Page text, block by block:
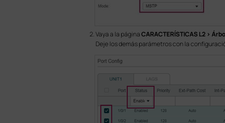
Vaya a la páginaCARACTERÍSTICAS L2 >
Deje los demás parámetros con la